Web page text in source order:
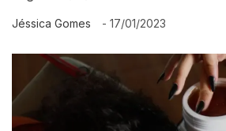
Jéssica Gomes - 17/01/2023